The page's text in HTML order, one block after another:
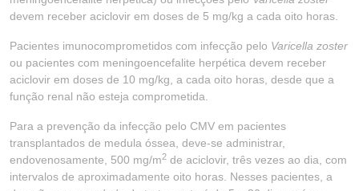
devem receber aciclovir em doses de 5 mg/kg a cada oito horas.
Pacientes imunocomprometidos com infecção pelo Varicella zoster
ou pacientes com meningoencefalite herpética devem receber
aciclovir em doses de 10 mg/kg, a cada oito horas, desde que a
função renal não esteja comprometida.
Para a prevenção da infecção pelo CMV em pacientes
transplantados de medula óssea, deve-se administrar,
endovenosamente, 500 mg/m2 de aciclovir, três vezes ao dia, com
intervalos de aproximadamente oito horas. Nesses pacientes, a